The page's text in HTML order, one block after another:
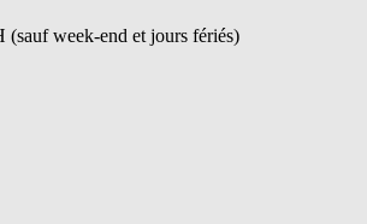
(sauf week-end et jours fériés)